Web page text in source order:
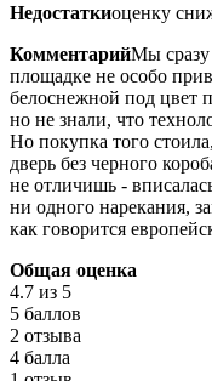
Недостаткиоценку
КомментарийМы сразу
площадке не особо
белоснежной под цвет
но не знали, что
Но покупка того
дверь без черного
не отличишь -
ни одного нарекания,
как говорится
Общая оценка
4.7 из 5
5 баллов
2 отзыва
4 балла